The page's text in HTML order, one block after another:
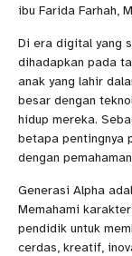
ibu Farida Farhah,
Di era digital yang
dihadapkan pada
anak yang lahir
besar dengan
hidup mereka.
betapa pentingnya
dengan
Generasi Alpha
Memahami
pendidik untuk
cerdas, kreatif,